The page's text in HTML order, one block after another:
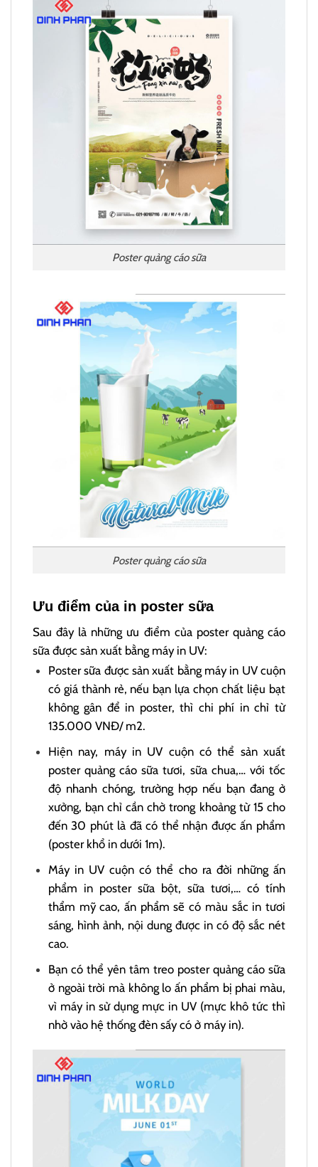
Poster quảng cáo sữa
Poster quảng cáo sữa
Ưu điểm của in poster sữa
Sau đây là những ưu điểm của poster quảng cáo
sữa được sản xuất bằng máy in UV:
Poster sữa được sản xuất bằng máy in UV cuộn
có giá thành rẻ, nếu bạn lựa chọn chất liệu bạt
không gân để in poster, thì chi phí in chỉ từ
135.000 VNĐ/ m2.
Hiện nay, máy in UV cuộn có thể sản xuất
poster quảng cáo sữa tươi, sữa chua,… với tốc
độ nhanh chóng, trường hợp nếu bạn đang ở
xưởng, bạn chỉ cần chờ trong khoảng từ 15 cho
đến 30 phút là đã có thể nhận được ấn phẩm
(poster khổ in dưới 1m).
Máy in UV cuộn có thể cho ra đời những ấn
phẩm in poster sữa bột, sữa tươi,… có tính
thẩm mỹ cao, ấn phẩm sẽ có màu sắc in tươi
sáng, hình ảnh, nội dung được in có độ sắc nét
cao.
Bạn có thể yên tâm treo poster quảng cáo sữa
ở ngoài trời mà không lo ấn phẩm bị phai màu,
vì máy in sử dụng mực in UV (mực khô tức thì
nhờ vào hệ thống đèn sấy có ở máy in).